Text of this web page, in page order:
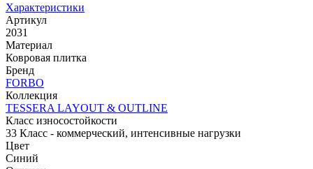
Характеристики
Артикул
2031
Материал
Ковровая плитка
Бренд
FORBO
Коллекция
TESSERA LAYOUT & OUTLINE
Класс износостойкости
33 Класс - коммерческий, интенсивные нагрузки
Цвет
Синий